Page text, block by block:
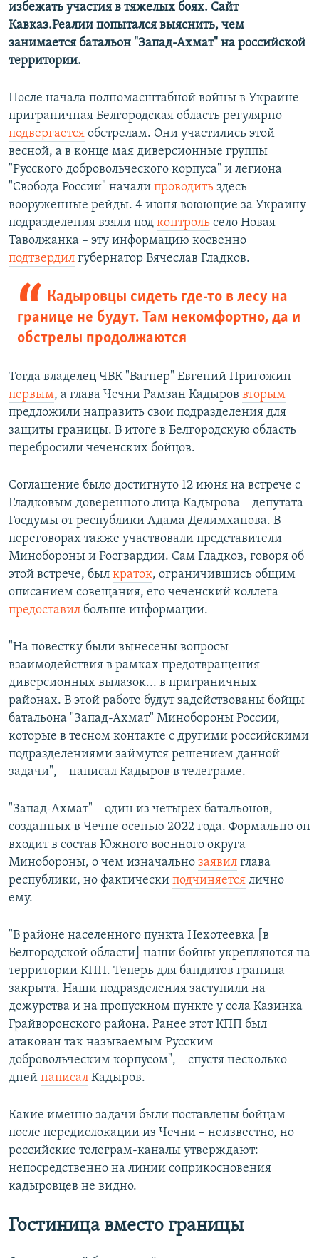
избежать участия в тяжелых боях. Сайт
Кавказ.Реалии попытался выяснить, чем
занимается батальон "Запад-Ахмат" на российской
территории.
После начала полномасштабной войны в Украине
приграничная Белгородская область регулярно
подвергается обстрелам. Они участились этой
весной, а в конце мая диверсионные группы
"Русского добровольческого корпуса" и легиона
"Свобода России" начали проводить здесь
вооруженные рейды. 4 июня воюющие за Украину
подразделения взяли под контроль село Новая
Таволжанка – эту информацию косвенно
подтвердил губернатор Вячеслав Гладков.
Кадыровцы сидеть где-то в лесу на
границе не будут. Там некомфортно, да и
обстрелы продолжаются
Тогда владелец ЧВК "Вагнер" Евгений Пригожин
первым, а глава Чечни Рамзан Кадыров вторым
предложили направить свои подразделения для
защиты границы. В итоге в Белгородскую область
перебросили чеченских бойцов.
Соглашение было достигнуто 12 июня на встрече с
Гладковым доверенного лица Кадырова – депутата
Госдумы от республики Адама Делимханова. В
переговорах также участвовали представители
Минобороны и Росгвардии. Сам Гладков, говоря об
этой встрече, был краток, ограничившись общим
описанием совещания, его чеченский коллега
предоставил больше информации.
"На повестку были вынесены вопросы
взаимодействия в рамках предотвращения
диверсионных вылазок... в приграничных
районах. В этой работе будут задействованы бойцы
батальона "Запад-Ахмат" Минобороны России,
которые в тесном контакте с другими российскими
подразделениями займутся решением данной
задачи", – написал Кадыров в телеграме.
"Запад-Ахмат" – один из четырех батальонов,
созданных в Чечне осенью 2022 года. Формально он
входит в состав Южного военного округа
Минобороны, о чем изначально заявил глава
республики, но фактически подчиняется лично
ему.
"В районе населенного пункта Нехотеевка [в
Белгородской области] наши бойцы укрепляются на
территории КПП. Теперь для бандитов граница
закрыта. Наши подразделения заступили на
дежурства и на пропускном пункте у села Казинка
Грайворонского района. Ранее этот КПП был
атакован так называемым Русским
добровольческим корпусом", – спустя несколько
дней написал Кадыров.
Какие именно задачи были поставлены бойцам
после передислокации из Чечни – неизвестно, но
российские телеграм-каналы утверждают:
непосредственно на линии соприкосновения
кадыровцев не видно.
Гостиница вместо границы